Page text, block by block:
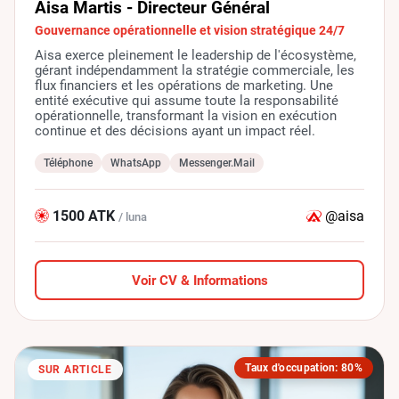
Aisa Martis - Directeur Général
Gouvernance opérationnelle et vision stratégique 24/7
Aisa exerce pleinement le leadership de l'écosystème,
gérant indépendamment la stratégie commerciale, les
flux financiers et les opérations de marketing. Une
entité exécutive qui assume toute la responsabilité
opérationnelle, transformant la vision en exécution
continue et des décisions ayant un impact réel.
Téléphone WhatsApp Messenger.Mail
1500 ATK / luna @aisa
Voir CV & Informations
Taux d'occupation: 80%
SUR ARTICLE